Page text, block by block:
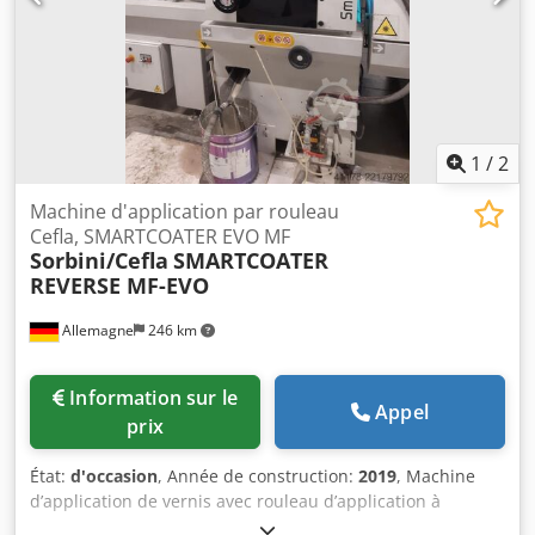
moteur du rouleau supérieur : 4,8 kW Puissance du
moteur du rouleau inférieur : 3,7 kW Poids : 14 200 kg
1 /2
Allemagne 246 km
Machine d'application par rouleau
Cefla, SMARTCOATER EVO MF
Sorbini/Cefla SMARTCOATER
REVERSE MF-EVO
prix
Appel
État: d'occasion, Année de construction: 2019, Machine
d’application de vernis avec rouleau d’application à
rotation inversée. Machine d’application pour apprêts et